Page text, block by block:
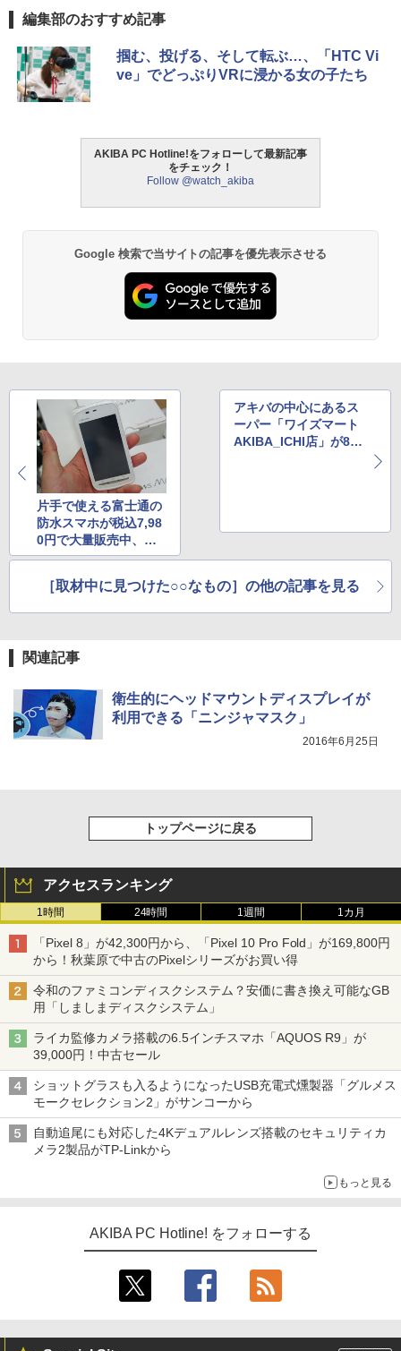
編集部のおすすめ記事
掴む、投げる、そして転ぶ…、「HTC Vi
ve」でどっぷりVRに浸かる女の子たち
AKIBA PC Hotline!をフォローして最新記事
をチェック！
Follow @watch_akiba
Google 検索で当サイトの記事を優先表示させる
片手で使える富士通の
防水スマホが税込7,98
0円で大量販売中、未
使用品
アキバの中心にあるス
ーパー「ワイズマート
AKIBA_ICHI店」が8月
［取材中に見つけた○○なもの］の他の記事を見る
関連記事
衛生的にヘッドマウントディスプレイが
利用できる「ニンジャマスク」
2016年6月25日
トップページに戻る
アクセスランキング
1時間 24時間 1週間 1カ月
「Pixel 8」が42,300円から、「Pixel 10 Pro Fold」が169,800円
から！秋葉原で中古のPixelシリーズがお買い得
令和のファミコンディスクシステム？安価に書き換え可能なGB
用「しましまディスクシステム」
ライカ監修カメラ搭載の6.5インチスマホ「AQUOS R9」が
39,000円！中古セール
ショットグラスも入るようになったUSB充電式燻製器「グルメス
モークセレクション2」がサンコーから
自動追尾にも対応した4Kデュアルレンズ搭載のセキュリティカ
メラ2製品がTP-Linkから
もっと見る
AKIBA PC Hotline! をフォローする